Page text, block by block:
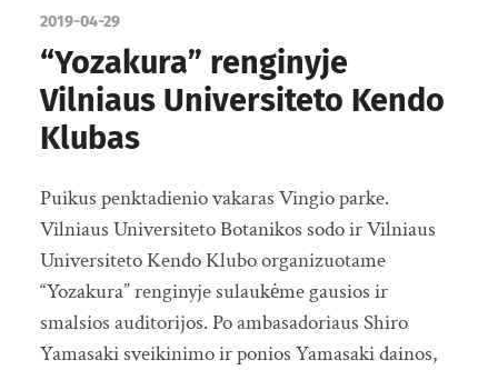
2019-04-29
“Yozakura” renginyje
Vilniaus Universiteto Kendo
Klubas
Puikus penktadienio vakaras Vingio parke.
Vilniaus Universiteto Botanikos sodo ir Vilniaus
Universiteto Kendo Klubo organizuotame
“Yozakura” renginyje sulaukėme gausios ir
smalsios auditorijos. Po ambasadoriaus Shiro
Yamasaki sveikinimo ir ponios Yamasaki dainos,